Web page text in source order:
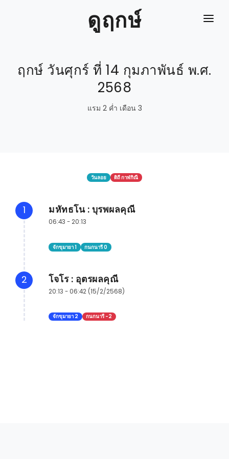
ดูฤกษ์
ปฎิทิน
ฤกษ์ วันศุกร์ ที่ 14 กุมภาพันธ์ พ.ศ.
2568
แรม 2 ค่ำ เดือน 3
วันลอย ดิถี กาฬกิณี
1 มหัทธโน : บุรพผลคุณี
06:43 - 20:13
จักขุมายา 1 กนกนารี 0
2 โจโร : อุตรผลคุณี
20:13 - 06:42 (15/2/2568)
จักขุมายา 2 กนกนารี -2